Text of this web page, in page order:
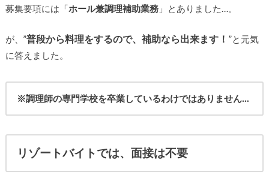
募集要項には「ホール兼調理補助業務」とありました…。
が、”普段から料理をするので、補助なら出来ます！ ”と元気
に答えました。
※調理師の専門学校を卒業しているわけではありません…
リゾートバイトでは、面接は不要